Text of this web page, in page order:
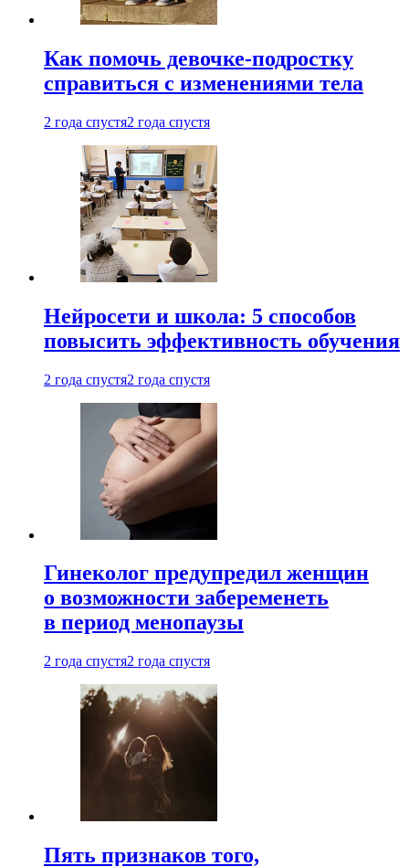
Как помочь девочке-подростку
справиться с изменениями тела
2 года спустя2 года спустя
Нейросети и школа: 5 способов
повысить эффективность обучения
2 года спустя2 года спустя
Гинеколог предупредил женщин
о возможности забеременеть
в период менопаузы
2 года спустя2 года спустя
Пять признаков того,